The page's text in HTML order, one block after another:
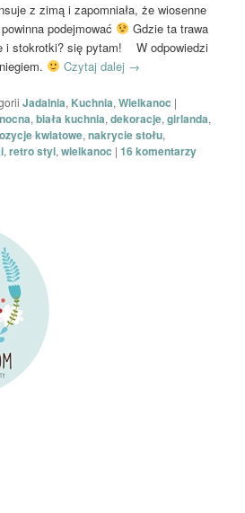
z zimą i zapomniała, że wiosenne
podejmować
Gdzie ta trawa
i stokrotki? się pytam! W odpowiedzi
Czytaj dalej →
Jadalnia, Kuchnia,Wielkanoc |
,biała kuchnia,dekoracje,girlanda,
kwiatowe,nakrycie stołu,
,retro styl,wielkanoc |16komentarzy